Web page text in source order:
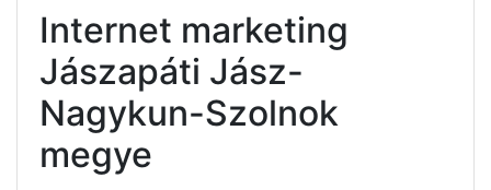
Internet marketing
Jászapáti Jász-
Nagykun-Szolnok
megye